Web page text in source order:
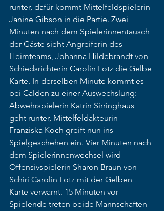
runter, dafür kommt Mittelfeldspielerin
Janine Gibson in die Partie. Zwei
Minuten nach dem Spielerinnentausch
der Gäste sieht Angreiferin des
Heimteams, Johanna Hildebrandt von
Schiedsrichterin Carolin Lotz die Gelbe
Karte. In derselben Minute kommt es
bei Calden zu einer Auswechslung:
Abwehrspielerin Katrin Sirringhaus
geht runter, Mittelfeldakteurin
Franziska Koch greift nun ins
Spielgeschehen ein. Vier Minuten nach
dem Spielerinnenwechsel wird
Offensivspielerin Sharon Braun von
Schiri Carolin Lotz mit der Gelben
Karte verwarnt. 15 Minuten vor
Spielende treten beide Mannschaften